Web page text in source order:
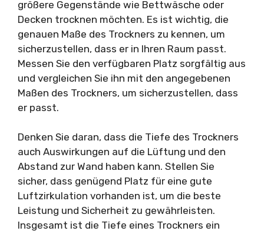
größere Gegenstände wie Bettwäsche oder
Decken trocknen möchten. Es ist wichtig, die
genauen Maße des Trockners zu kennen, um
sicherzustellen, dass er in Ihren Raum passt.
Messen Sie den verfügbaren Platz sorgfältig aus
und vergleichen Sie ihn mit den angegebenen
Maßen des Trockners, um sicherzustellen, dass
er passt.
Denken Sie daran, dass die Tiefe des Trockners
auch Auswirkungen auf die Lüftung und den
Abstand zur Wand haben kann. Stellen Sie
sicher, dass genügend Platz für eine gute
Luftzirkulation vorhanden ist, um die beste
Leistung und Sicherheit zu gewährleisten.
Insgesamt ist die Tiefe eines Trockners ein